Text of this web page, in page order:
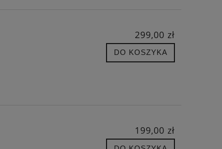
299,00 zł
DO KOSZYKA
199,00 zł